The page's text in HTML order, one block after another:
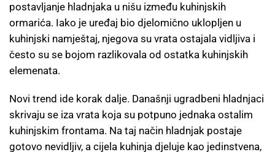
postavljanje hladnjaka u nišu između kuhinjskih
ormarića. Iako je uređaj bio djelomično uklopljen u
kuhinjski namještaj, njegova su vrata ostajala vidljiva i
često su se bojom razlikovala od ostatka kuhinjskih
elemenata.
Novi trend ide korak dalje. Današnji ugradbeni hladnjaci
skrivaju se iza vrata koja su potpuno jednaka ostalim
kuhinjskim frontama. Na taj način hladnjak postaje
gotovo nevidljiv, a cijela kuhinja djeluje kao jedinstvena,